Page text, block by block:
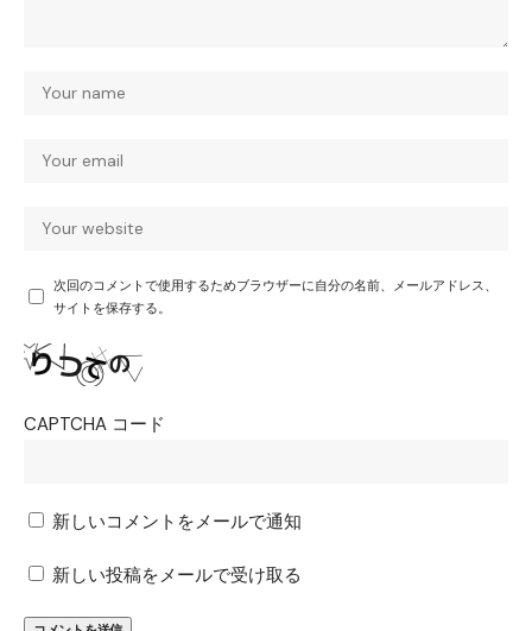
次回のコメントで使用するためブラウザーに自分の名前、メールアドレス、
サイトを保存する。
CAPTCHA コード
新しいコメントをメールで通知
新しい投稿をメールで受け取る